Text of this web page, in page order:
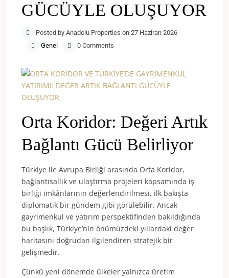
GÜCÜYLE OLUŞUYOR
Posted by Anadolu Properties on 27 Haziran 2026
Genel
0 Comments
Orta Koridor: Değeri Artık
Bağlantı Gücü Belirliyor
Türkiye ile Avrupa Birliği arasında Orta Koridor,
bağlantısallık ve ulaştırma projeleri kapsamında iş
birliği imkânlarının değerlendirilmesi, ilk bakışta
diplomatik bir gündem gibi görülebilir. Ancak
gayrimenkul ve yatırım perspektifinden bakıldığında
bu başlık, Türkiye’nin önümüzdeki yıllardaki değer
haritasını doğrudan ilgilendiren stratejik bir
gelişmedir.
Çünkü yeni dönemde ülkeler yalnızca üretim